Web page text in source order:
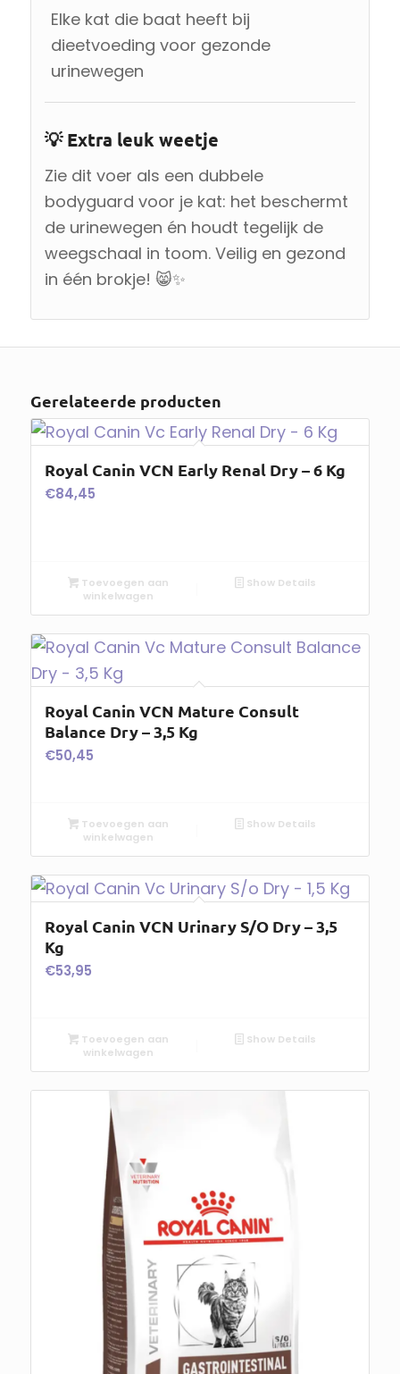
Elke kat die baat heeft bij
dieetvoeding voor gezonde
urinewegen
💡 Extra leuk weetje
Zie dit voer als een dubbele
bodyguard voor je kat: het beschermt
de urinewegen én houdt tegelijk de
weegschaal in toom. Veilig en gezond
in één brokje! 😸✨
Gerelateerde producten
Royal Canin VCN Early Renal Dry – 6 Kg
€84,45
Toevoegen aan
winkelwagen
Show Details
Royal Canin VCN Mature Consult
Balance Dry – 3,5 Kg
€50,45
Toevoegen aan
winkelwagen
Show Details
Royal Canin VCN Urinary S/O Dry – 3,5
Kg
€53,95
Toevoegen aan
winkelwagen
Show Details